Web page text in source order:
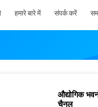
हमारे बारे में संपर्क करें
औद्योगिक
चैनल